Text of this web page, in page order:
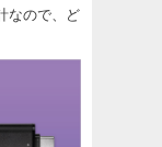
なので、ど